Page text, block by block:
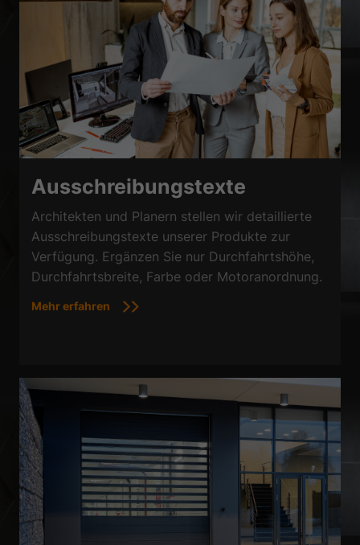
Ausschreibungstexte
Architekten und Planern stellen wir detaillierte
Ausschreibungstexte unserer Produkte zur
Verfügung. Ergänzen Sie nur Durchfahrtshöhe,
Durchfahrtsbreite, Farbe oder Motoranordnung.
Mehr erfahren